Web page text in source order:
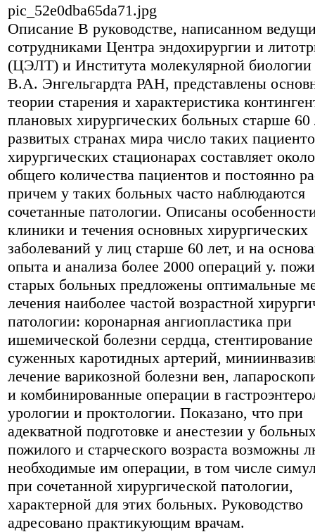
pic_52e0dba65da71.jpg
Описание В руководстве, написанном
сотрудниками Центра эндохирургии и
(ЦЭЛТ) и Института молекулярной
В.А. Энгельгардта РАН, представлены
теории старения и характеристика
плановых хирургических больных старше 60
развитых странах мира число таких
хирургических стационарах составляет
общего количества пациентов и постоянно
причем у таких больных часто наблюдаются
сочетанные патологии. Описаны
клиники и течения основных хирургических
заболеваний у лиц старше 60 лет, и на
опыта и анализа более 2000 операций у.
старых больных предложены оптимальные
лечения наиболее частой возрастной
патологии: коронарная ангиопластика при
ишемической болезни сердца, стентирование
суженных каротидных артерий,
лечение варикозной болезни вен,
и комбинированные операции в
урологии и проктологии. Показано, что при
адекватной подготовке и анестезии у
пожилого и старческого возраста возможны
необходимые им операции, в том числе
при сочетанной хирургической патологии,
характерной для этих больных. Руководство
адресовано практикующим врачам.